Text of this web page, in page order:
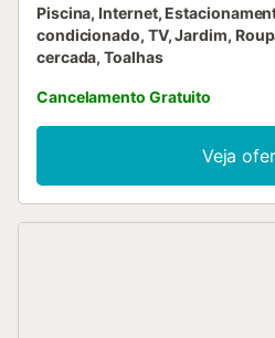
Piscina, Internet,
condicionado, TV, Jardim,
cercada, Toalhas
Cancelamento Gratuito
Veja